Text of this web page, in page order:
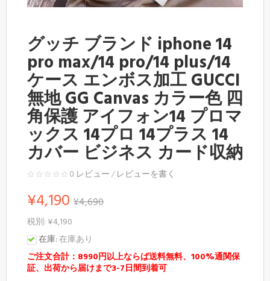
グッチ ブランド iphone 14
pro max/14 pro/14 plus/14
ケース エンボス加工 GUCCI
無地 GG Canvas カラー色 四
角保護 アイフォン14 プロマ
ックス 14プロ 14プラス 14
カバー ビジネス カード収納
0 レビュー/レビューを書く
¥4,190 ¥4,690
税別: ¥4,190
在庫:在庫あり
ご注文合計：8990円以上ならば送料無料、100%通関保
証、出荷から届けまで3-7日間到着可